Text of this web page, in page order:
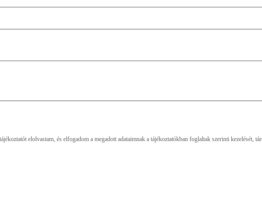
elolvastam, és elfogadom a megadott adataimnak a tájékoztatókban foglaltak szerinti kezelését,